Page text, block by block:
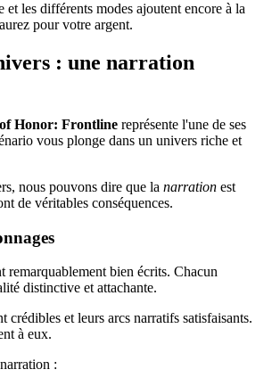
et les différents modes ajoutent encore à la
pour votre argent.
: une narration
Honor: Frontline représente l'une de ses
vous plonge dans un univers riche et
nous pouvons dire que la narration est
de véritables conséquences.
remarquablement bien écrits. Chacun
distinctive et attachante.
crédibles et leurs arcs narratifs satisfaisants.
à eux.
: